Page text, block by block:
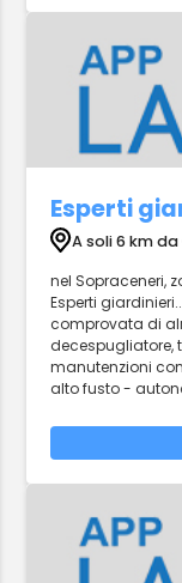
Esperti
A soli 6 km
nel Sopraceneri,
Esperti
comprovata di
decespugliatore,
manutenzioni
alto fusto -